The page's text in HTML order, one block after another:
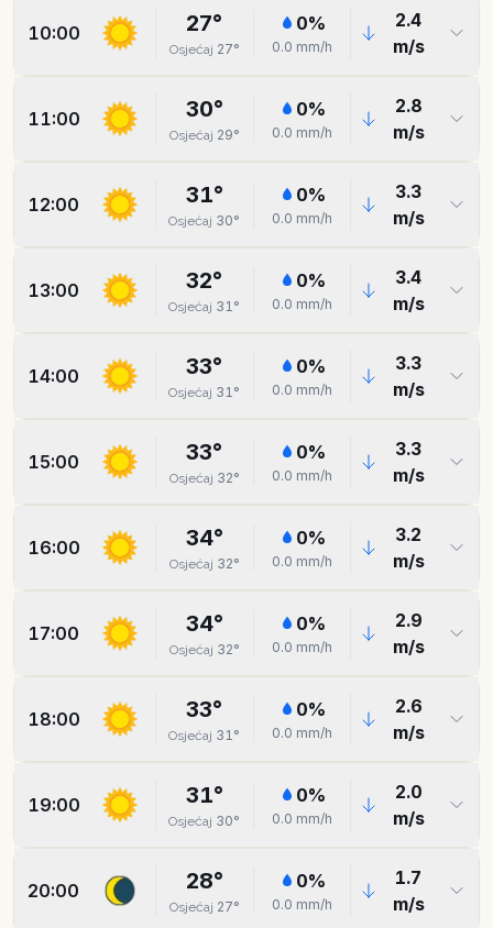
10:00 27°
Osjećaj 27°
0%
0.0 mm/h
2.4
m/s
11:00 30°
Osjećaj 29°
0%
0.0 mm/h
2.8
m/s
12:00 31°
Osjećaj 30°
0%
0.0 mm/h
3.3
m/s
13:00 32°
Osjećaj 31°
0%
0.0 mm/h
3.4
m/s
14:00 33°
Osjećaj 31°
0%
0.0 mm/h
3.3
m/s
15:00 33°
Osjećaj 32°
0%
0.0 mm/h
3.3
m/s
16:00 34°
Osjećaj 32°
0%
0.0 mm/h
3.2
m/s
17:00 34°
Osjećaj 32°
0%
0.0 mm/h
2.9
m/s
18:00 33°
Osjećaj 31°
0%
0.0 mm/h
2.6
m/s
19:00 31°
Osjećaj 30°
0%
0.0 mm/h
2.0
m/s
20:00 28°
Osjećaj 27°
0%
0.0 mm/h
1.7
m/s